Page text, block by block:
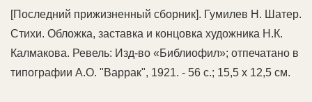
[Последний прижизненный сборник]. Гумилев Н. Шатер.
Стихи. Обложка, заставка и концовка художника Н.К.
Калмакова. Ревель: Изд-во «Библиофил»; отпечатано в
типографии А.О. "Варрак", 1921. - 56 с.; 15,5 х 12,5 см.